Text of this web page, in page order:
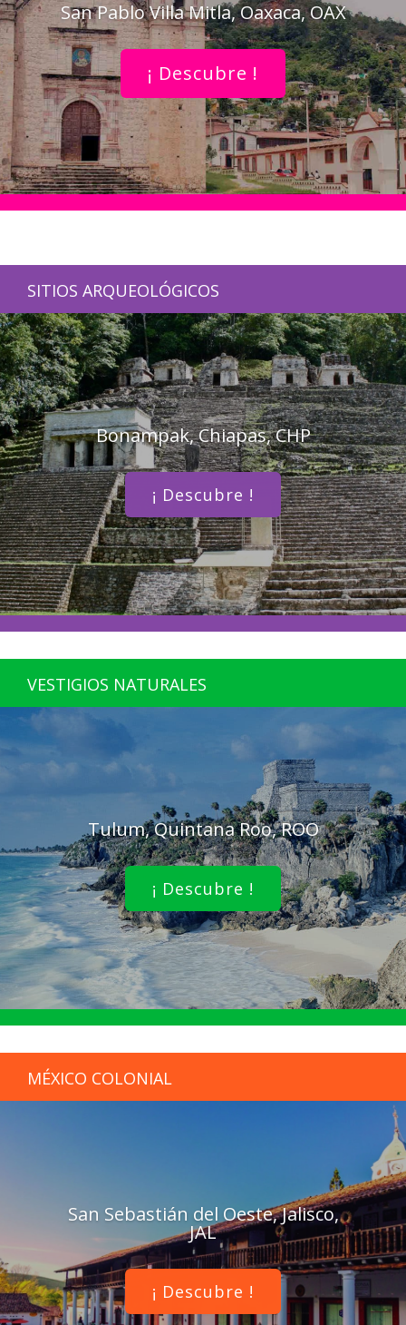
San Pablo Villa Mitla, Oaxaca, OAX
¡ Descubre !
SITIOS ARQUEOLÓGICOS
Bonampak, Chiapas, CHP
¡ Descubre !
VESTIGIOS NATURALES
Tulum, Quintana Roo, ROO
¡ Descubre !
MÉXICO COLONIAL
San Sebastián del Oeste, Jalisco,
JAL
¡ Descubre !